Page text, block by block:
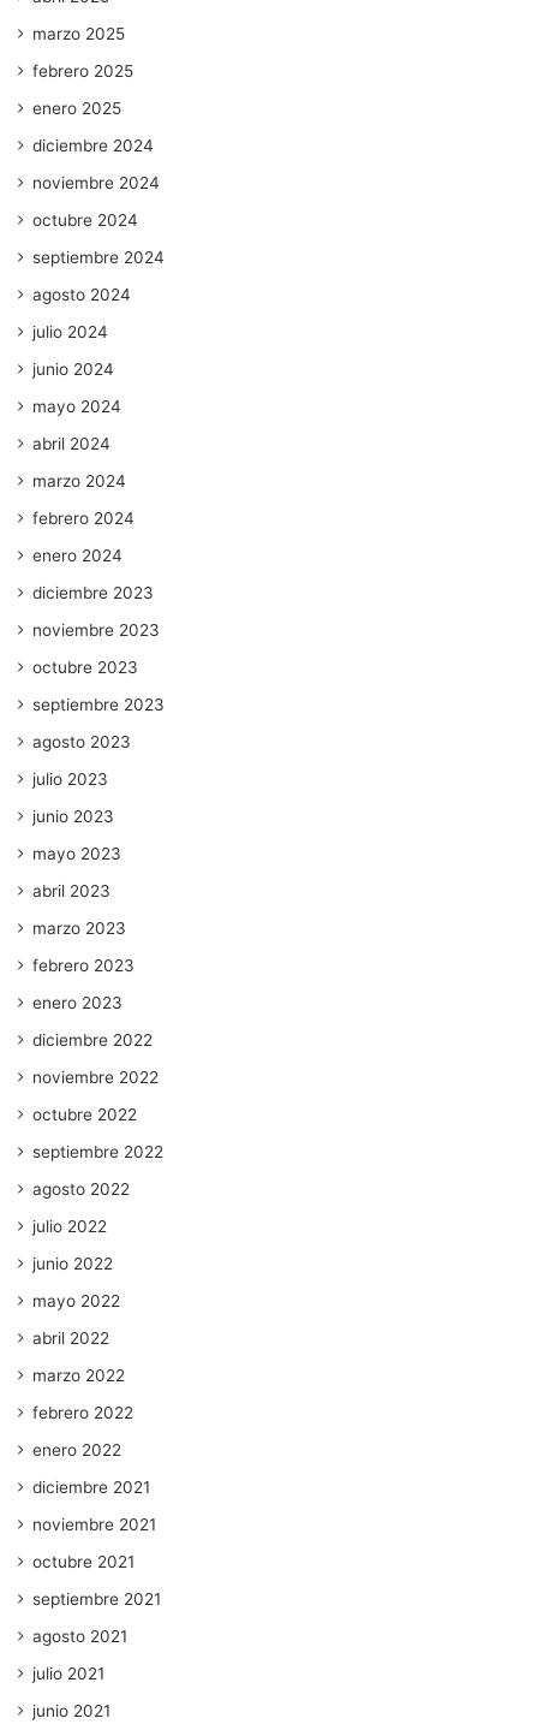
marzo 2025
febrero 2025
enero 2025
diciembre 2024
noviembre 2024
octubre 2024
septiembre 2024
agosto 2024
julio 2024
junio 2024
mayo 2024
abril 2024
marzo 2024
febrero 2024
enero 2024
diciembre 2023
noviembre 2023
octubre 2023
septiembre 2023
agosto 2023
julio 2023
junio 2023
mayo 2023
abril 2023
marzo 2023
febrero 2023
enero 2023
diciembre 2022
noviembre 2022
octubre 2022
septiembre 2022
agosto 2022
julio 2022
junio 2022
mayo 2022
abril 2022
marzo 2022
febrero 2022
enero 2022
diciembre 2021
noviembre 2021
octubre 2021
septiembre 2021
agosto 2021
julio 2021
junio 2021